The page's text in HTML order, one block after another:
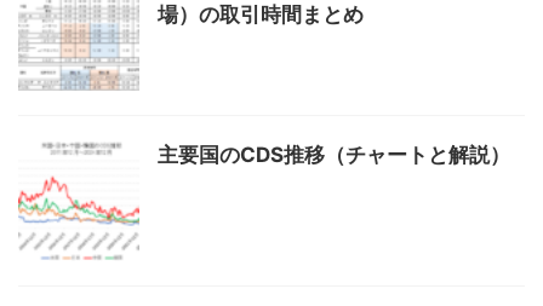
場）の取引時間まとめ
主要国のCDS推移（チャートと解説）